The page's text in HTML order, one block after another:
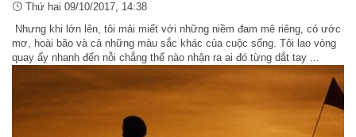
Thứ hai 09/10/2017, 14:38
Nhưng khi lớn lên, tôi mải miết với những niềm đam mê riêng, có ước
mơ, hoài bão và cả những màu sắc khác của cuộc sống. Tôi lao vòng
quay ấy nhanh đến nỗi chẳng thể nào nhận ra ai đó từng dắt tay ...